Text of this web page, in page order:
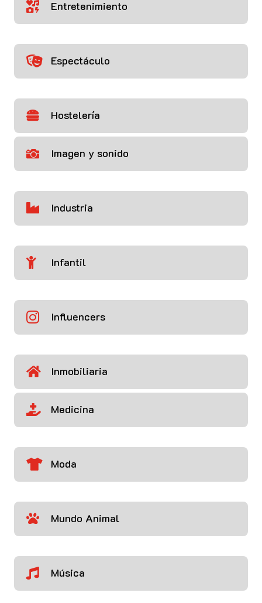
 Entretenimiento
 Espectáculo
 Hostelería
 Imagen y sonido
 Industria
 Infantil
 Influencers
 Inmobiliaria
 Medicina
 Moda
 Mundo Animal
 Música